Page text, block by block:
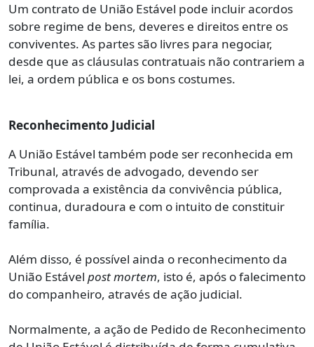
Um contrato de União Estável pode incluir acordos
sobre regime de bens, deveres e direitos entre os
conviventes. As partes são livres para negociar,
desde que as cláusulas contratuais não contrariem a
lei, a ordem pública e os bons costumes.
Reconhecimento Judicial
A União Estável também pode ser reconhecida em
Tribunal, através de advogado, devendo ser
comprovada a existência da convivência pública,
continua, duradoura e com o intuito de constituir
família.
Além disso, é possível ainda o reconhecimento da
União Estável post mortem, isto é, após o falecimento
do companheiro, através de ação judicial.
Normalmente, a ação de Pedido de Reconhecimento